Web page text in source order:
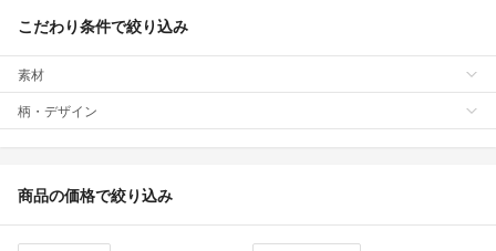
こだわり条件で絞り込み
素材
柄・デザイン
商品の価格で絞り込み